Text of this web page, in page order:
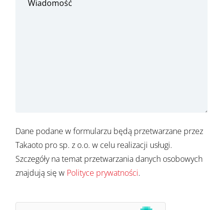
Dane podane w formularzu będą przetwarzane przez
Takaoto pro sp. z o.o. w celu realizacji usługi.
Szczegóły na temat przetwarzania danych osobowych
znajdują się w Polityce prywatności.